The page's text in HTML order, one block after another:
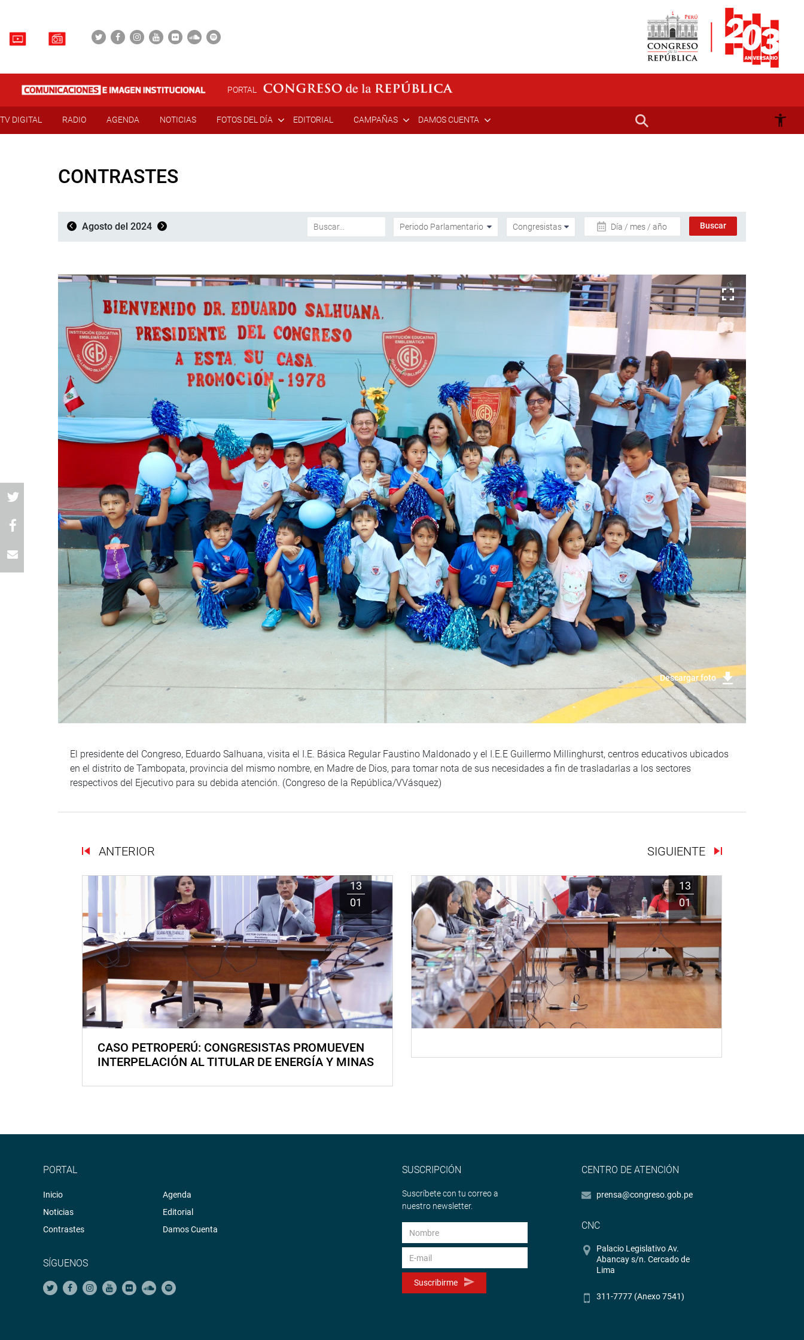
PORTAL
TV DIGITAL RADIO AGENDA NOTICIAS FOTOS DEL DÍA EDITORIAL CAMPAÑAS DAMOS CUENTA
CONTRASTES
Agosto del 2024 Día / mes / año
Descargar foto
El presidente del Congreso, Eduardo Salhuana, visita el I.E. Básica Regular Faustino Maldonado y el I.E.E Guillermo Millinghurst, centros educativos ubicados
en el distrito de Tambopata, provincia del mismo nombre, en Madre de Dios, para tomar nota de sus necesidades a fin de trasladarlas a los sectores
respectivos del Ejecutivo para su debida atención. (Congreso de la República/VVásquez)
ANTERIOR SIGUIENTE
13
01
CASO PETROPERÚ: CONGRESISTAS PROMUEVEN
INTERPELACIÓN AL TITULAR DE ENERGÍA Y MINAS
13
01
PORTAL
Inicio
Noticias
Contrastes
Agenda
Editorial
Damos Cuenta
SÍGUENOS
SUSCRIPCIÓN
Suscríbete con tu correo a
nuestro newsletter.
Suscribirme
CENTRO DE ATENCIÓN
prensa@congreso.gob.pe
CNC
Palacio Legislativo Av.
Abancay s/n. Cercado de
Lima
311-7777 (Anexo 7541)